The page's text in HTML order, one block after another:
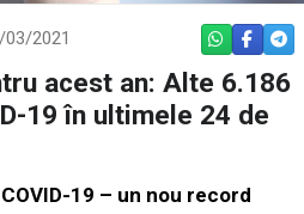
2021 WHATSAPP
acest an: Alte 6.186
19 în ultimele 24 de
19 – un nou record